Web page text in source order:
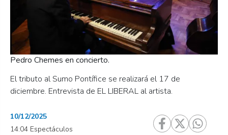
El tributo al Sumo Pontífice se realizará el 17 de
diciembre. Entrevista de EL LIBERAL al artista.
Pedro Chemes en concierto.
10/12/2025
14:04 Espectáculos